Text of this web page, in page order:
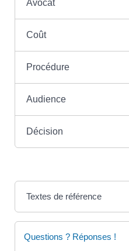
Avocat
Coût
Procédure
Audience
Décision
Textes de référence
Questions ? Réponses !